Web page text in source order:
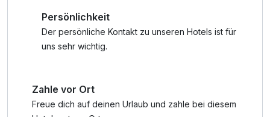
Persönlichkeit
Der persönliche Kontakt zu unseren Hotels ist für
uns sehr wichtig.
Zahle vor Ort
Freue dich auf deinen Urlaub und zahle bei diesem